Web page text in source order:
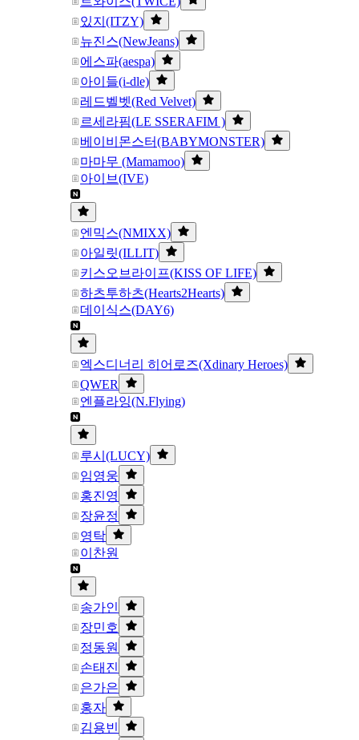
있지(ITZY)
뉴진스(NewJeans)
에스파(aespa)
아이들(i-dle)
레드벨벳(Red Velvet)
르세라핌(LE SSERAFIM )
베이비몬스터(BABYMONSTER)
마마무 (Mamamoo)
아이브(IVE)
엔믹스(NMIXX)
아일릿(ILLIT)
키스오브라이프(KISS OF LIFE)
하츠투하츠(Hearts2Hearts)
데이식스(DAY6)
엑스디너리 히어로즈(Xdinary Heroes)
QWER
엔플라잉(N.Flying)
루시(LUCY)
임영웅
홍진영
장윤정
영탁
이찬원
송가인
장민호
정동원
손태진
은가은
홍자
김용빈